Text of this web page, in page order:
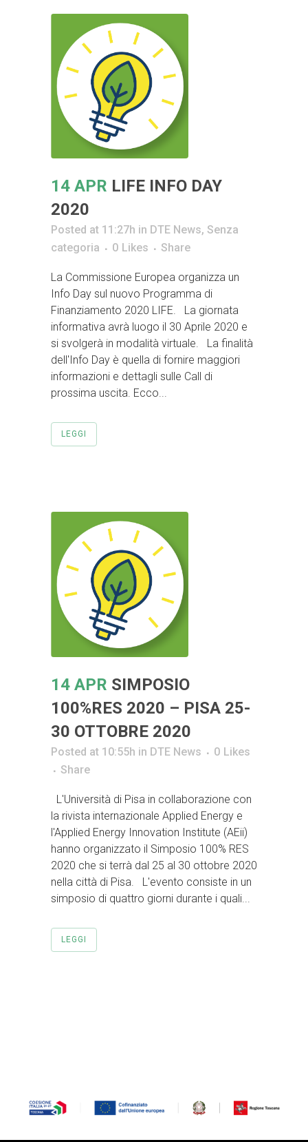
14 APR LIFE INFO DAY
2020
Posted at 11:27h in DTE News, Senza
categoria
0 Likes Share
La Commissione Europea organizza un
Info Day sul nuovo Programma di
Finanziamento 2020 LIFE. La giornata
informativa avrà luogo il 30 Aprile 2020 e
si svolgerà in modalità virtuale. La finalità
dell'Info Day è quella di fornire maggiori
informazioni e dettagli sulle Call di
prossima uscita. Ecco...
LEGGI
14 APR SIMPOSIO
100%RES 2020 – PISA 25-
30 OTTOBRE 2020
Posted at 10:55h in DTE News 0 Likes
Share
L'Università di Pisa in collaborazione con
la rivista internazionale Applied Energy e
l'Applied Energy Innovation Institute (AEii)
hanno organizzato il Simposio 100% RES
2020 che si terrà dal 25 al 30 ottobre 2020
nella città di Pisa. L'evento consiste in un
simposio di quattro giorni durante i quali...
LEGGI